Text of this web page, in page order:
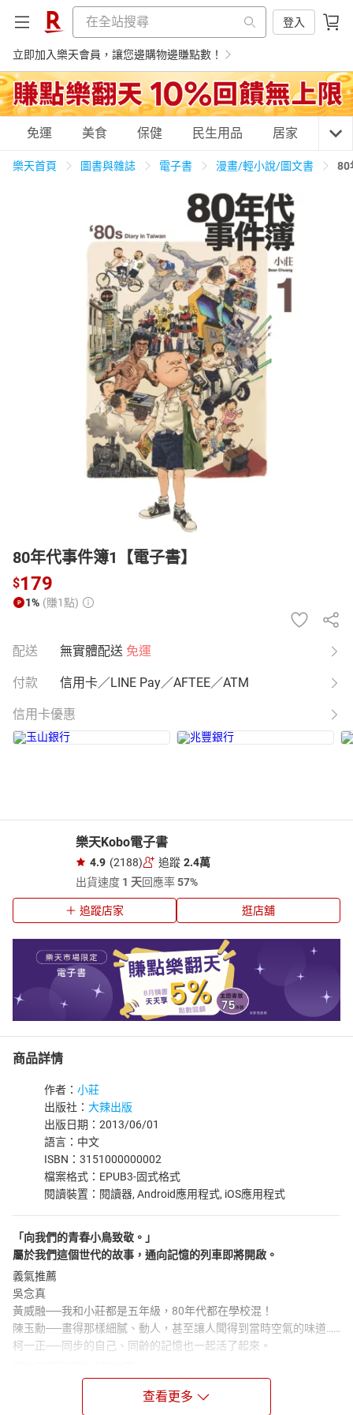
登入
立即加入樂天會員，讓您邊購物邊賺點數！
購物網分類
養生保健 民生用品
3C家電 運動休閒 親子玩具
男裝 化妝保養
電子/紙本書
HOT
免運 美食 保健 民生用品 居家 3C
樂天首頁 圖書與雜誌 電子書 漫畫/輕小說/圖文書 80
80年代事件簿1【電子書】
$179
1% (賺1點)
配送 無實體配送 免運
付款 信用卡／LINE Pay／AFTEE／ATM
信用卡優惠
樂天Kobo電子書
4.9 (2188) 追蹤 2.4萬
出貨速度 1 天回應率57%
追蹤店家 逛店舖
商品詳情
作者： 小莊
出版社： 大辣出版
出版日期：2013/06/01
語言：中文
ISBN：3151000000002
檔案格式：EPUB3-固式格式
閱讀裝置：閱讀器, Android應用程式, iOS應用程式
「向我們的青春小鳥致敬。」
屬於我們這個世代的故事，通向記憶的列車即將開啟。
義氣推薦
吳念真
黃威融──我和小莊都是五年級，80年代都在學校混！
陳玉勳──畫得那樣細膩、動人，甚至讓人聞得到當時空氣的味道……
柯一正──同步的自己、同齡的記憶也一起活了起來。
我想，每一個青春，都有一段連老媽都不知道的祕辛，
那些生命中的動盪與變化，僅限年輕的、可以任意揮霍的青春。
查看更多